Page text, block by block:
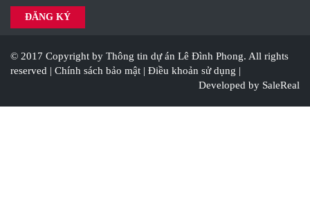
© 2017 Copyright by Thông tin dự án Lê Đình Phong. All rights
reserved | Chính sách bảo mật | Điều khoản sử dụng |
Developed by SaleReal